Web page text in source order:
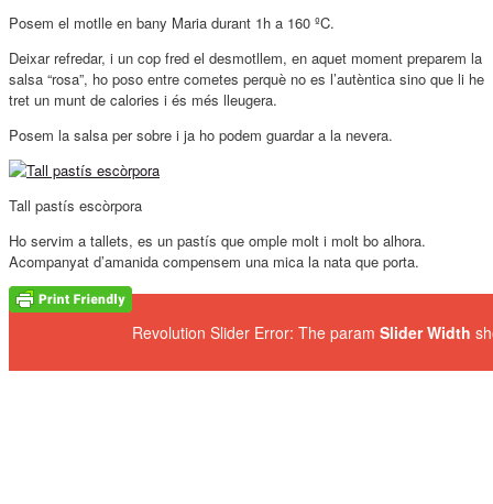
Posem el motlle en bany Maria durant 1h a 160 ºC.
Deixar refredar, i un cop fred el desmotllem, en aquet moment preparem la
salsa “rosa”, ho poso entre cometes perquè no es l’autèntica sino que li he
tret un munt de calories i és més lleugera.
Posem la salsa per sobre i ja ho podem guardar a la nevera.
Tall pastís escòrpora
Ho servim a tallets, es un pastís que omple molt i molt bo alhora.
Acompanyat d’amanida compensem una mica la nata que porta.
Revolution Slider Error: The param Slider Width